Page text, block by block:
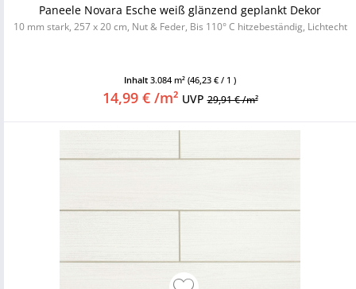
Paneele Novara Esche weiß glänzend geplankt Dekor
10 mm stark, 257 x 20 cm, Nut & Feder, Bis 110° C hitzebeständig, Lichtecht
Inhalt 3.084 m² (46,23 € / 1 )
14,99 € /m² UVP29,91 € /m²